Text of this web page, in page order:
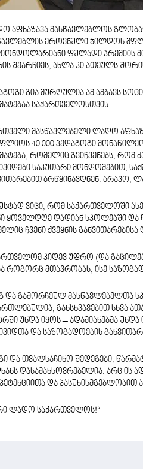
აფხაზავა მასწავლებლოს
ეროვნული ჯილდოს
ფულადი პრემიის
შეარჩიეს, ახლა კი ათეულს
გია მურღულია ამ ამბავს
საქართველოსთვის.
მასწავლებელი ლადო
40 000 პედაგოგი
რომელიც გვიჩვენებს, რომ
საკუთარი მონდომებით,
ბრწყინავდნენ. ბრავო,
ვიცი, რომ საქართველოში
ყოველდღე დადიან სკოლებში და
ჩვენი ქვეყნის
კიდევ უფრო (და
როგორც მთავრობას, ისე
და გამორჩეულ მასწავლებელთა
განსხვავებით სხვა
უნდა იყოს – ადამიანებმა
და საზოგადოების
და თვალსაჩინო შედეგები,
დასამახსოვრებელია. არც ის
და პასუხისმგებლობით
ლადო საქართველოს!“